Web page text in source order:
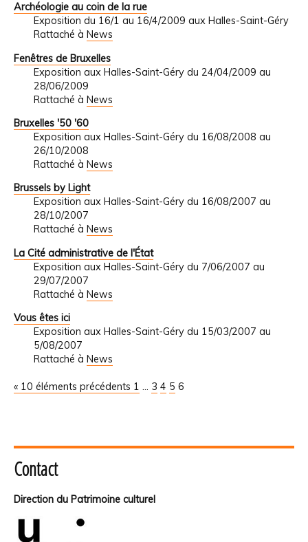
Archéologie au coin de la rue
Exposition du 16/1 au 16/4/2009 aux Halles-Saint-Géry
Rattaché à News
Fenêtres de Bruxelles
Exposition aux Halles-Saint-Géry du 24/04/2009 au
28/06/2009
Rattaché à News
Bruxelles '50 '60
Exposition aux Halles-Saint-Géry du 16/08/2008 au
26/10/2008
Rattaché à News
Brussels by Light
Exposition aux Halles-Saint-Géry du 16/08/2007 au
28/10/2007
Rattaché à News
La Cité administrative de l'État
Exposition aux Halles-Saint-Géry du 7/06/2007 au
29/07/2007
Rattaché à News
Vous êtes ici
Exposition aux Halles-Saint-Géry du 15/03/2007 au
5/08/2007
Rattaché à News
« 10 éléments précédents 1 ... 3 4 5 6
Contact
Direction du Patrimoine culturel